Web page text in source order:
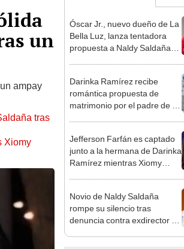
un
ampay
tras
Xiomy
Óscar Jr., nuevo dueño de La
Bella Luz, lanza tentadora
propuesta a Naldy Saldaña
tipo de ley”
Darinka Ramírez recibe
romántica propuesta de
matrimonio por el padre de su
Jefferson Farfán es captado
junto a la hermana de Darinka
Ramírez mientras Xiomy
Novio de Naldy Saldaña
rompe su silencio tras
denuncia contra exdirector de